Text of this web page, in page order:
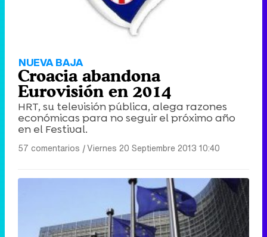
NUEVA BAJA
Croacia abandona
Eurovisión en 2014
HRT, su televisión pública, alega razones
económicas para no seguir el próximo año
en el Festival.
57 comentarios |Viernes 20 Septiembre 2013 10:40